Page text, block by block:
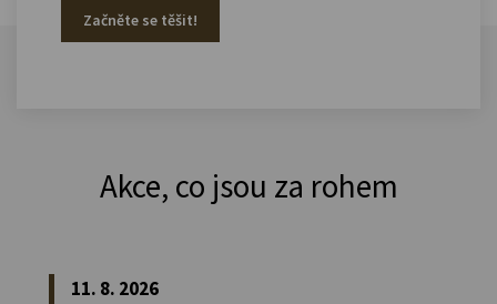
Začněte se těšit!
Akce, co jsou za rohem
11. 8. 2026